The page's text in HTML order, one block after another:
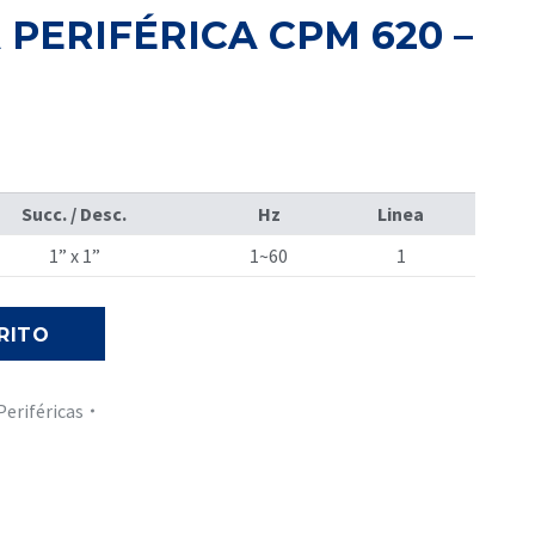
CPM 620 –
Succ. / Desc. Hz
Linea
1” x 1”
1~60 1